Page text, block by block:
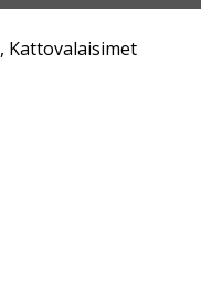
, Kattovalaisimet